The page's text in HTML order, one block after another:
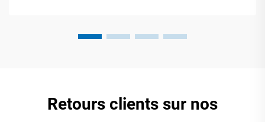
Retours clients sur nos